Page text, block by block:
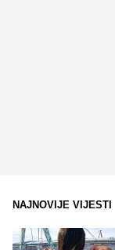
NAJNOVIJE VIJESTI